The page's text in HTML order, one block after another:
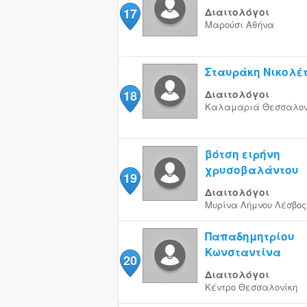
17 Διαιτολόγοι
Μαρούσι Αθήνα
18
Σταυράκη
Διαιτολόγοι
Καλαμαριά
19
βότση ειρήνη
χρυσοβαλάντου
Διαιτολόγοι
Μυρίνα Λήμνου Λέσβος
20
Παπαδημητρίου
Κωνσταντίνα
Διαιτολόγοι
Κέντρο Θεσσαλονίκη